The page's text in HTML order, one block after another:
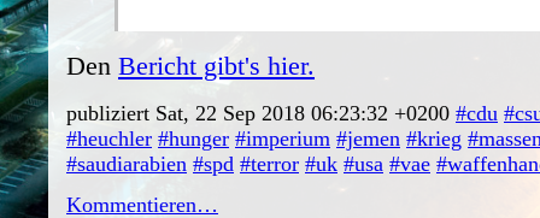
Den Bericht gibt's hier.
publiziert Sat, 22 Sep 2018 06:23:32 +0200 #cdu
#heuchler #hunger #imperium #jemen #krieg
#saudiarabien #spd #terror #uk #usa #vae
Kommentieren…